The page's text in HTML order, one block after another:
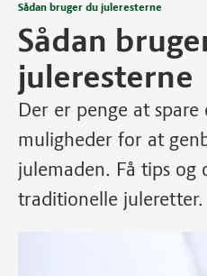
Sådan bruger du juleresterne
Sådan
juleresterne
Der er penge at spare
muligheder for at
julemaden. Få tips
traditionelle juleretter.